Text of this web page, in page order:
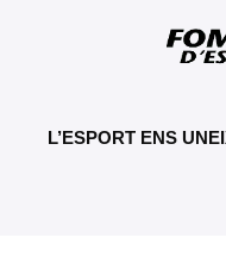
L’ESPORT ENS